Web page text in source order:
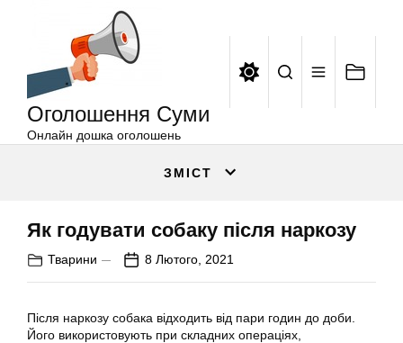
Оголошення Суми
Онлайн дошка оголошень
ЗМІСТ
Як годувати собаку після наркозу
Тварини 8 Лютого, 2021
Після наркозу собака відходить від пари годин до доби.
Його використовують при складних операціях,